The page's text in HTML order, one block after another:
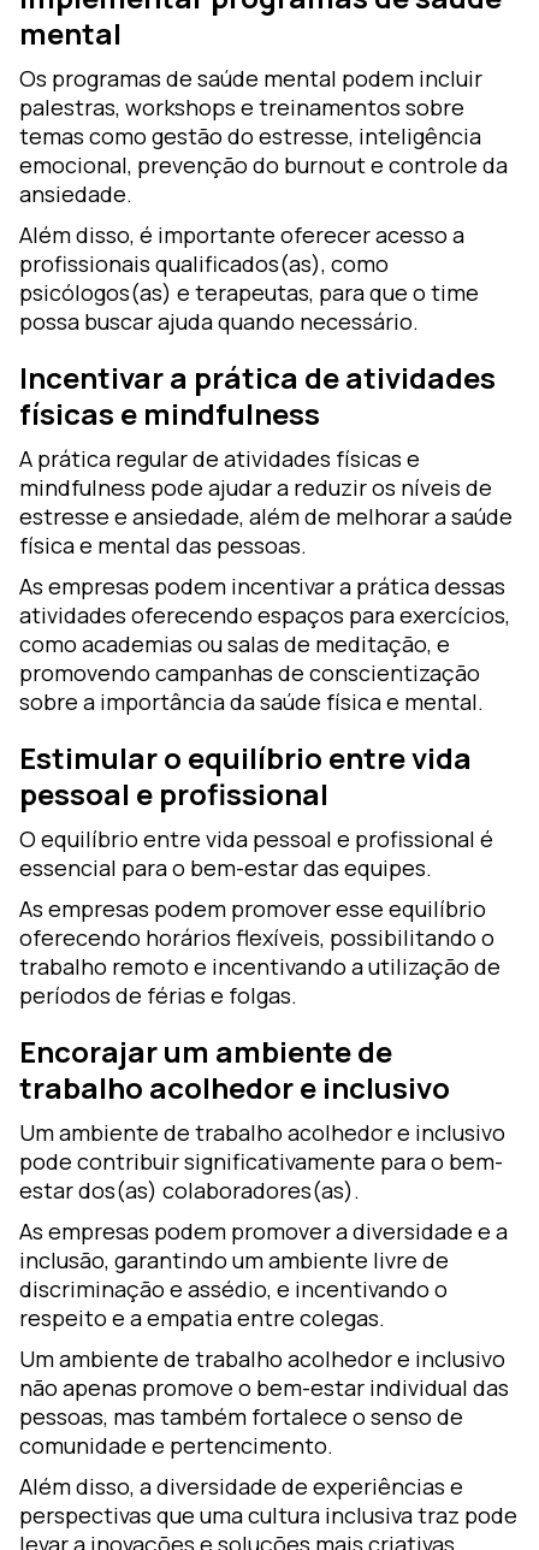
mental
Os programas de saúde mental podem incluir
palestras, workshops e treinamentos sobre
temas como gestão do estresse, inteligência
emocional, prevenção do burnout e controle da
ansiedade.
Além disso, é importante oferecer acesso a
profissionais qualificados(as), como
psicólogos(as) e terapeutas, para que o time
possa buscar ajuda quando necessário.
Incentivar a prática de atividades
físicas e mindfulness
A prática regular de atividades físicas e
mindfulness pode ajudar a reduzir os níveis de
estresse e ansiedade, além de melhorar a saúde
física e mental das pessoas.
As empresas podem incentivar a prática dessas
atividades oferecendo espaços para exercícios,
como academias ou salas de meditação, e
promovendo campanhas de conscientização
sobre a importância da saúde física e mental.
Estimular o equilíbrio entre vida
pessoal e profissional
O equilíbrio entre vida pessoal e profissional é
essencial para o bem-estar das equipes.
As empresas podem promover esse equilíbrio
oferecendo horários flexíveis, possibilitando o
trabalho remoto e incentivando a utilização de
períodos de férias e folgas.
Encorajar um ambiente de
trabalho acolhedor e inclusivo
Um ambiente de trabalho acolhedor e inclusivo
pode contribuir significativamente para o bem-
estar dos(as) colaboradores(as).
As empresas podem promover a diversidade e a
inclusão, garantindo um ambiente livre de
discriminação e assédio, e incentivando o
respeito e a empatia entre colegas.
Um ambiente de trabalho acolhedor e inclusivo
não apenas promove o bem-estar individual das
pessoas, mas também fortalece o senso de
comunidade e pertencimento.
Além disso, a diversidade de experiências e
perspectivas que uma cultura inclusiva traz pode